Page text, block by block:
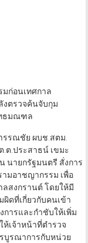
มก่อนเทศกาล
งตรวจค้นจับกุม
ทธมณฑล
รรณชัย ผบช.สตม.
ต.ประสาธน์ เขมะ
นายกรัฐมนตรี สั่งการ
มอาชญากรรม เพื่อ
ลสงกรานต์ โดยให้มี
ดที่เกี่ยวกับคนเข้า
การและกำชับให้เพิ่ม
เจ้าหน้าที่ตำรวจ
บูรณาการกับหน่วย